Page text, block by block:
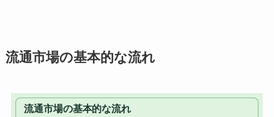
流通市場の基本的な流れ